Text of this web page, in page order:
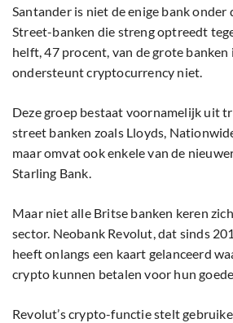
Santander is niet de enige bank onder
Street-banken die streng optreedt
helft, 47 procent, van de grote banken
ondersteunt cryptocurrency niet.
Deze groep bestaat voornamelijk uit
street banken zoals Lloyds,
maar omvat ook enkele van de
Starling Bank.
Maar niet alle Britse banken keren
sector. Neobank Revolut, dat sinds
heeft onlangs een kaart gelanceerd
crypto kunnen betalen voor hun
Revolut’s crypto-functie stelt